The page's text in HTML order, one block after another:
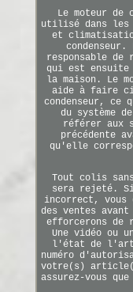
Le moteur de
utilisé dans les
et
responsable
qui est
la maison. Le
aide à faire
condenseur,
du système
référer aux
précédente
qu'elle
Tout colis
sera rejeté.
incorrect, vous
des ventes
efforcerons de
Une vidéo ou
l'état de
numéro
votre(s)
assurez-vous